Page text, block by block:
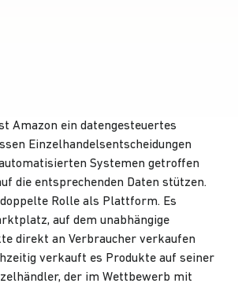
Amazon ein datengesteuertes
Einzelhandelsentscheidungen
Systemen getroffen
die entsprechenden Daten stützen.
Rolle als Plattform. Es
auf dem unabhängige
direkt an Verbraucher verkaufen
verkauft es Produkte auf seiner
der im Wettbewerb mit